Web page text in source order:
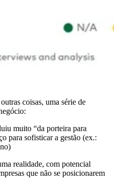
coisas, uma série de
muito “da porteira para
para sofisticar a gestão (ex.:
realidade, com potencial
que não se posicionarem